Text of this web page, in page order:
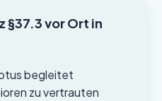
§37.3 vor Ort in
begleitet
zu vertrauten